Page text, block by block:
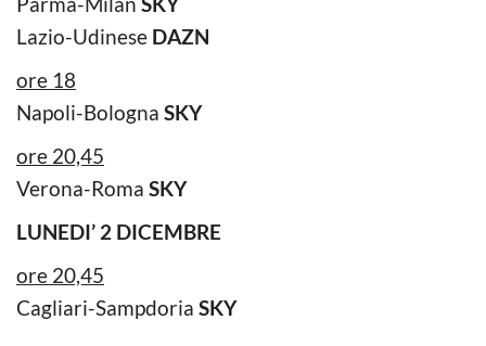
Lazio-Udinese DAZN
ore 18
Napoli-Bologna SKY
ore 20,45
Verona-Roma SKY
LUNEDI’ 2 DICEMBRE
ore 20,45
Cagliari-Sampdoria SKY